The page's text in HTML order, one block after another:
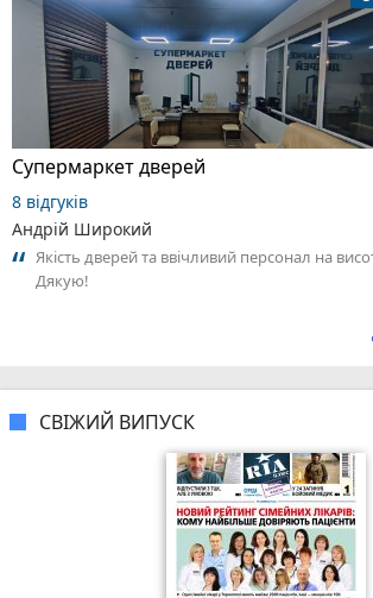
Супермаркет дверей
8 відгуків
Андрій Широкий
Якість дверей та ввічливий персонал на
Дякую!
СВІЖИЙ ВИПУСК